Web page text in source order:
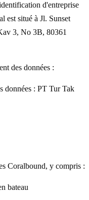
d'entreprise
est situé à Jl. Sunset
3, No 3B, 80361
des données :
données : PT Tur Tak
Coralbound, y compris :
bateau